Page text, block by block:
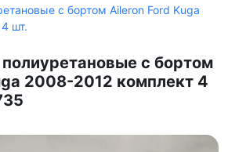
с бортом Aileron Ford Kuga
шт.
с бортом
2008-2012 комплект 4